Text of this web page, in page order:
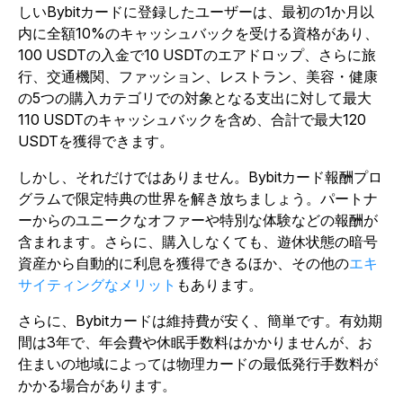
しいBybitカードに登録したユーザーは、最初の1か月以
内に全額10%のキャッシュバックを受ける資格があり、
100 USDTの入金で10 USDTのエアドロップ、さらに旅
行、交通機関、ファッション、レストラン、美容・健康
の5つの購入カテゴリでの対象となる支出に対して最大
110 USDTのキャッシュバックを含め、合計で最大120
USDTを獲得できます。
しかし、それだけではありません。Bybitカード報酬プロ
グラムで限定特典の世界を解き放ちましょう。パートナ
ーからのユニークなオファーや特別な体験などの報酬が
含まれます。さらに、購入しなくても、遊休状態の暗号
資産から自動的に利息を獲得できるほか、その他のエキ
サイティングなメリット もあります。
さらに、Bybitカードは維持費が安く、簡単です。有効期
間は3年で、年会費や休眠手数料はかかりませんが、お
住まいの地域によっては物理カードの最低発行手数料が
かかる場合があります。